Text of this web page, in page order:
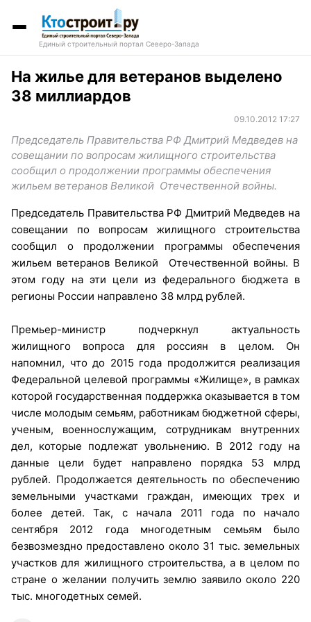
Единый строительный портал Северо-Запада
На жилье для ветеранов выделено
38 миллиардов
09.10.2012 17:27
Председатель Правительства РФ Дмитрий Медведев на
совещании по вопросам жилищного строительства
сообщил о продолжении программы обеспечения
жильем ветеранов Великой Отечественной войны.
Председатель Правительства РФ Дмитрий Медведев на
совещании по вопросам жилищного строительства
сообщил о продолжении программы обеспечения
жильем ветеранов Великой Отечественной войны. В
этом году на эти цели из федерального бюджета в
регионы России направлено 38 млрд рублей.
Премьер-министр подчеркнул актуальность
жилищного вопроса для россиян в целом. Он
напомнил, что до 2015 года продолжится реализация
Федеральной целевой программы «Жилище», в рамках
которой государственная поддержка оказывается в том
числе молодым семьям, работникам бюджетной сферы,
ученым, военнослужащим, сотрудникам внутренних
дел, которые подлежат увольнению. В 2012 году на
данные цели будет направлено порядка 53 млрд
рублей. Продолжается деятельность по обеспечению
земельными участками граждан, имеющих трех и
более детей. Так, с начала 2011 года по начало
сентября 2012 года многодетным семьям было
безвозмездно предоставлено около 31 тыс. земельных
участков для жилищного строительства, а в целом по
стране о желании получить землю заявило около 220
тыс. многодетных семей.